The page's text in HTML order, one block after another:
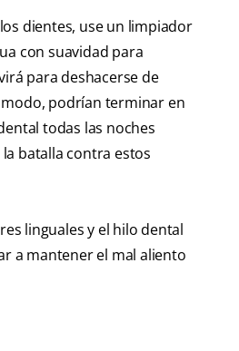
dientes, use un limpiador
con suavidad para
para deshacerse de
podrían terminar en
todas las noches
batalla contra estos
linguales y el hilo dental
a mantener el mal aliento